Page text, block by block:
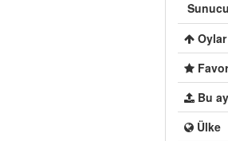
Oylar
Bu
Ülke